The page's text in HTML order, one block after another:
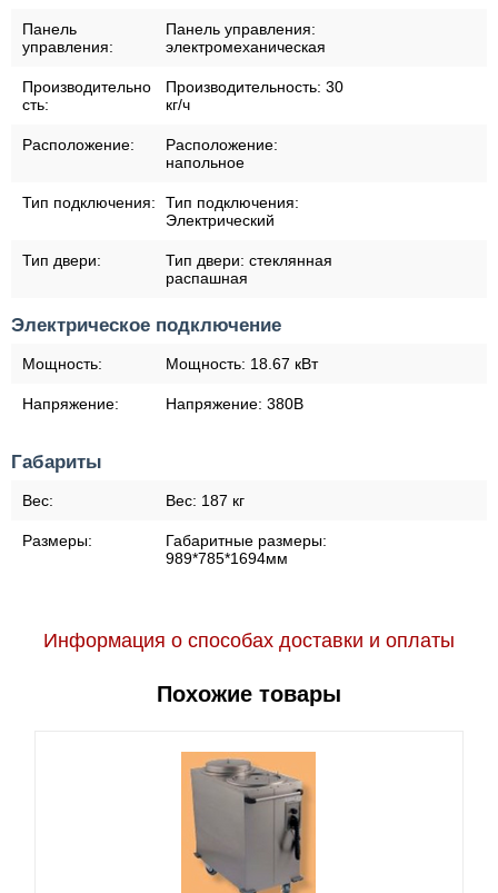
Панель
управления:
Панель управления:
электромеханическая
Производительно
сть:
Производительность: 30
кг/ч
Расположение:
Расположение:
напольное
Тип подключения:
Тип подключения:
Электрический
Тип двери: Тип двери: cтеклянная
распашная
Электрическое подключение
Мощность: Мощность: 18.67 кВт
Напряжение: Напряжение: 380В
Габариты
Вес: Вес: 187 кг
Размеры:
Габаритные размеры:
989*785*1694мм
Информация о способах доставки и оплаты
Похожие товары